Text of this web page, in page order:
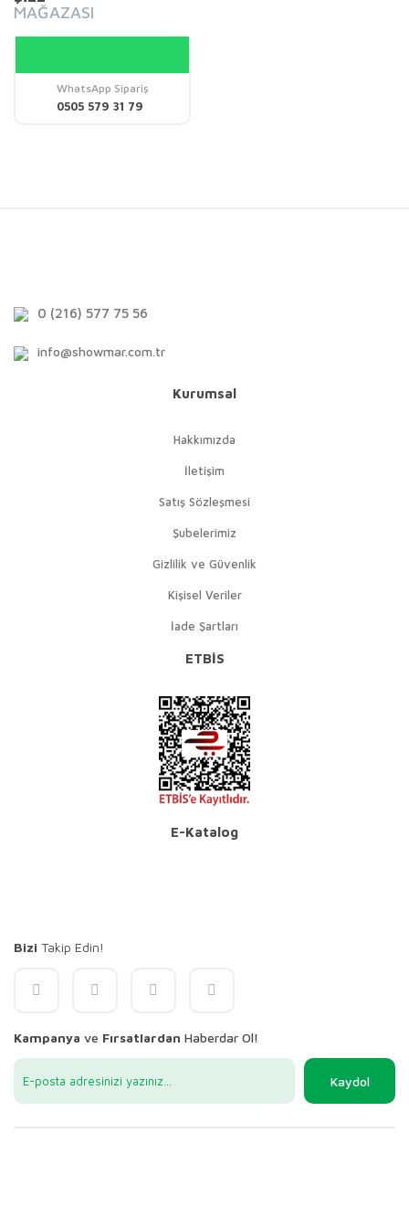
MAĞAZASI
WhatsApp Sipariş
0505 579 31 79
0 (216) 577 75 56
info@showmar.com.tr
Kurumsal
Hakkımızda
İletişim
Satış Sözleşmesi
Şubelerimiz
Gizlilik ve Güvenlik
Kişisel Veriler
İade Şartları
ETBİS
E-Katalog
Bizi Takip Edin!
Kampanya ve Fırsatlardan Haberdar Ol!
Kaydol